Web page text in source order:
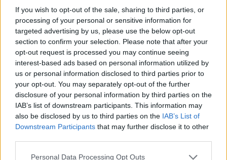
If you wish to opt-out of the sale, sharing to third parties, or
processing of your personal or sensitive information for
targeted advertising by us, please use the below opt-out
section to confirm your selection. Please note that after your
opt-out request is processed you may continue seeing
interest-based ads based on personal information utilized by
us or personal information disclosed to third parties prior to
your opt-out. You may separately opt-out of the further
disclosure of your personal information by third parties on the
IAB’s list of downstream participants. This information may
also be disclosed by us to third parties on the IAB’s List of
Downstream Participants that may further disclose it to other
Personal Data Processing Opt Outs
♥3 dl melk
♥50 g gjær
♥1 dl sukker
♥1 ts kanel
♥ 1 ts bakepulver
♥ca 500 g hvetemel
Pensling:
♥1 egg
♥litt melk